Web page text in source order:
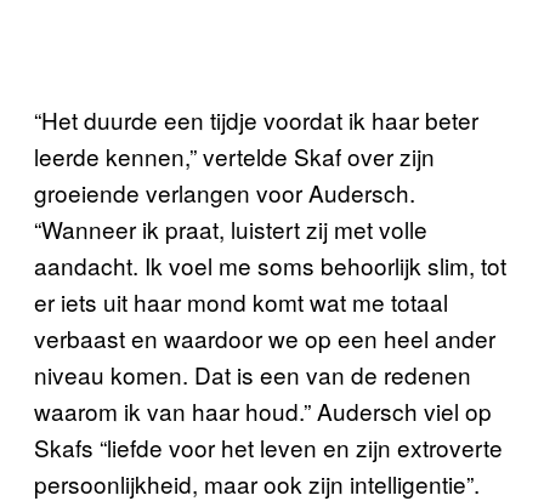
“Het duurde een tijdje voordat ik haar beter
leerde kennen,” vertelde Skaf over zijn
groeiende verlangen voor Audersch.
“Wanneer ik praat, luistert zij met volle
aandacht. Ik voel me soms behoorlijk slim, tot
er iets uit haar mond komt wat me totaal
verbaast en waardoor we op een heel ander
niveau komen. Dat is een van de redenen
waarom ik van haar houd.” Audersch viel op
Skafs “liefde voor het leven en zijn extroverte
persoonlijkheid, maar ook zijn intelligentie”.